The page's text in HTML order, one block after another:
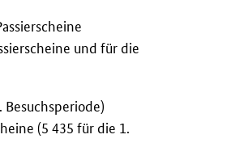
und für die
Besuchsperiode)
(5 435 für die 1.